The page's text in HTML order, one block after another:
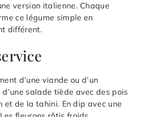
version italienne. Chaque
ce légume simple en
différent.
d’une viande ou d’un
d’une salade tiède avec des pois
et de la tahini. En dip avec une